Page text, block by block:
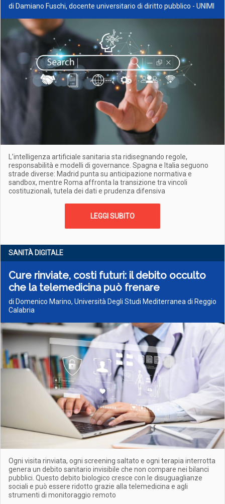
di Damiano Fuschi, docente universitario di diritto pubblico - UNIMI
L’intelligenza artificiale sanitaria sta ridisegnando regole,
responsabilità e modelli di governance. Spagna e Italia seguono
strade diverse: Madrid punta su anticipazione normativa e
sandbox, mentre Roma affronta la transizione tra vincoli
costituzionali, tutela dei dati e prudenza difensiva
LEGGI SUBITO
SANITÀ DIGITALE
Cure rinviate, costi futuri: il debito occulto
che la telemedicina può frenare
di Domenico Marino, Università Degli Studi Mediterranea di Reggio
Calabria
Ogni visita rinviata, ogni screening saltato e ogni terapia interrotta
genera un debito sanitario invisibile che non compare nei bilanci
pubblici. Questo debito biologico cresce con le disuguaglianze
sociali e può essere ridotto grazie alla telemedicina e agli
strumenti di monitoraggio remoto